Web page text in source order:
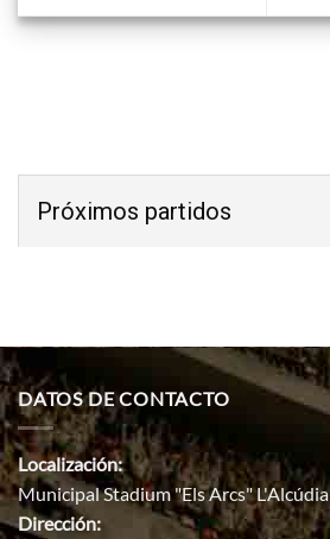
Próximos partidos
DATOS DE CONTACTO
Localización:
Municipal Stadium "Els Arcs" L'Alcúdia
Dirección: